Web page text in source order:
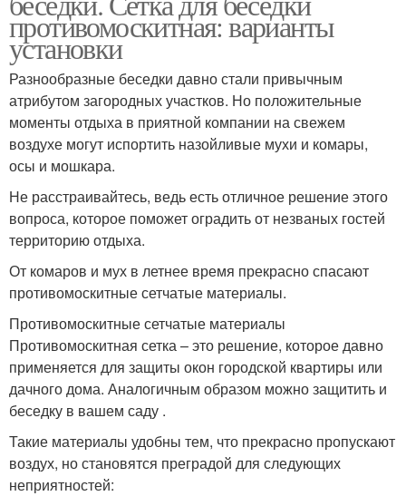
противомоскитная: варианты
установки
Разнообразные беседки давно стали привычным
атрибутом загородных участков. Но положительные
моменты отдыха в приятной компании на свежем
воздухе могут испортить назойливые мухи и комары,
осы и мошкара.
Не расстраивайтесь, ведь есть отличное решение этого
вопроса, которое поможет оградить от незваных гостей
территорию отдыха.
От комаров и мух в летнее время прекрасно спасают
противомоскитные сетчатые материалы.
Противомоскитные сетчатые материалы
Противомоскитная сетка – это решение, которое давно
применяется для защиты окон городской квартиры или
дачного дома. Аналогичным образом можно защитить и
беседку в вашем саду .
Такие материалы удобны тем, что прекрасно пропускают
воздух, но становятся преградой для следующих
неприятностей: